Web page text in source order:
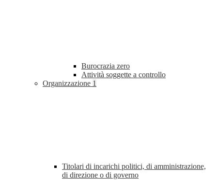
Burocrazia zero
Attività soggette a controllo
Organizzazione 1
Titolari di incarichi politici, di amministrazione,
di direzione o di governo